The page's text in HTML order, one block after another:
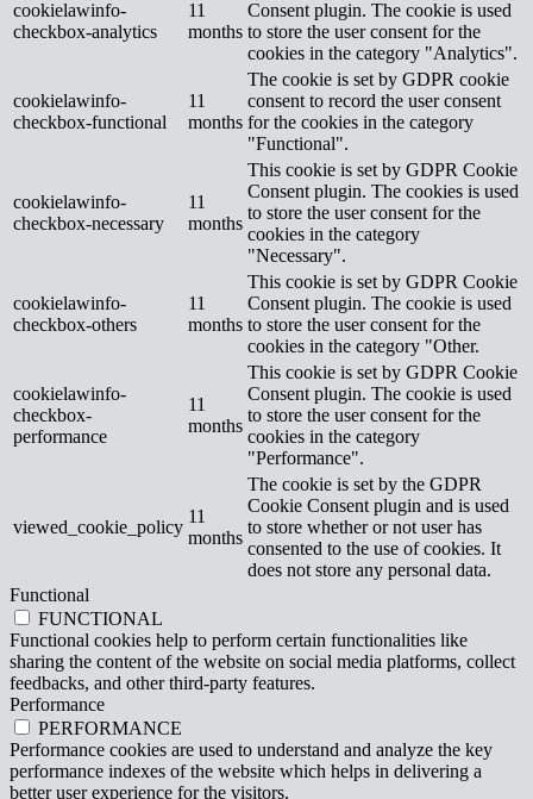
cookielawinfo-
checkbox-analytics
11
months
Consent plugin. The cookie is used
to store the user consent for the
cookies in the category "Analytics".
cookielawinfo-
checkbox-functional
11
months
The cookie is set by GDPR cookie
consent to record the user consent
for the cookies in the category
"Functional".
cookielawinfo-
checkbox-necessary
11
months
This cookie is set by GDPR Cookie
Consent plugin. The cookies is used
to store the user consent for the
cookies in the category
"Necessary".
cookielawinfo-
checkbox-others
11
months
This cookie is set by GDPR Cookie
Consent plugin. The cookie is used
to store the user consent for the
cookies in the category "Other.
cookielawinfo-
checkbox-
performance
11
months
This cookie is set by GDPR Cookie
Consent plugin. The cookie is used
to store the user consent for the
cookies in the category
"Performance".
viewed_cookie_policy
11
months
The cookie is set by the GDPR
Cookie Consent plugin and is used
to store whether or not user has
consented to the use of cookies. It
does not store any personal data.
Functional
FUNCTIONAL
Functional cookies help to perform certain functionalities like
sharing the content of the website on social media platforms, collect
feedbacks, and other third-party features.
Performance
PERFORMANCE
Performance cookies are used to understand and analyze the key
performance indexes of the website which helps in delivering a
better user experience for the visitors.